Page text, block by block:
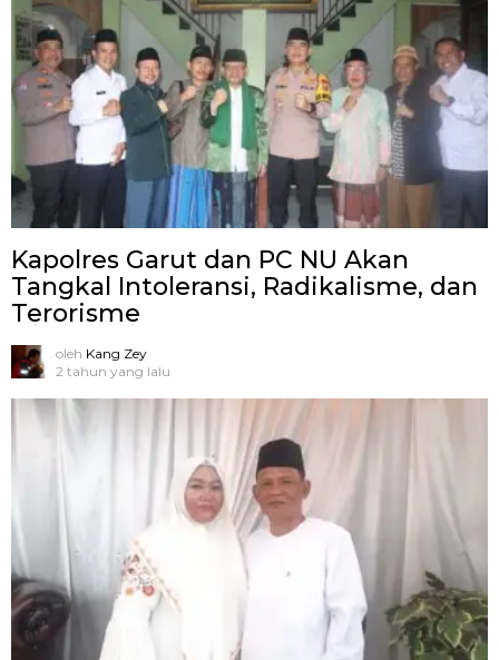
Kapolres Garut dan PC NU Akan
Tangkal Intoleransi, Radikalisme, dan
Terorisme
oleh Kang Zey
2 tahun yang lalu